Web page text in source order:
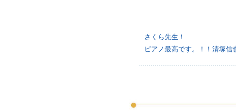
さくら先生！
ピアノ最高です。！！清塚